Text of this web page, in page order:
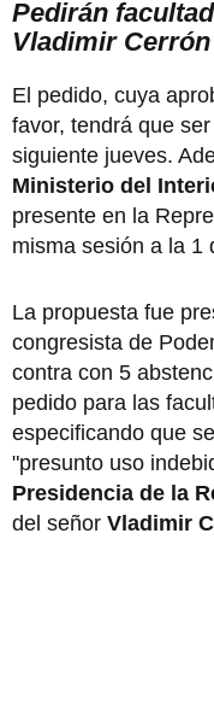
Pedirán
Vladimir Cerrón
El pedido, cuya
favor, tendrá que
siguiente jueves.
Ministerio del
presente en la
misma sesión a la 1
La propuesta fue
congresista de
contra con 5
pedido para las
especificando que
"presunto uso
Presidencia de la
del señor Vladimir